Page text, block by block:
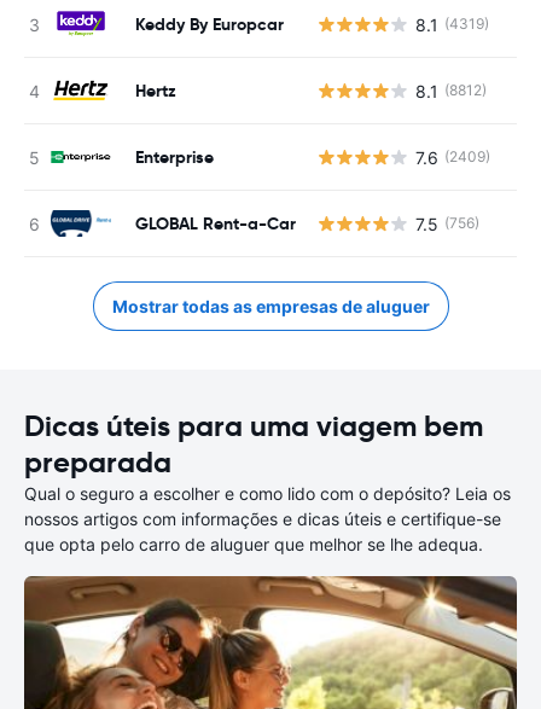
Keddy By Europcar 8.1 (4319)
Hertz 8.1 (8812)
Enterprise 7.6 (2409)
GLOBAL Rent-a-Car 7.5 (756)
Mostrar todas as empresas de aluguer
Dicas úteis para uma viagem bem
preparada
Qual o seguro a escolher e como lido com o depósito? Leia os
nossos artigos com informações e dicas úteis e certifique-se
que opta pelo carro de aluguer que melhor se lhe adequa.